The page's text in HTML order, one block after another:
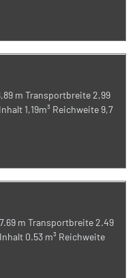
m Transportbreite 2,99
1,19m³ Reichweite 9,7
m Transportbreite 2.49
0.53 m³ Reichweite